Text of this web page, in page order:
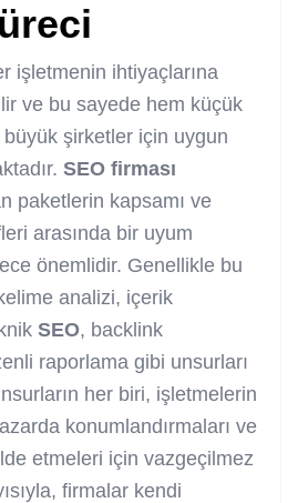
işletmenin ihtiyaçlarına
ve bu sayede hem küçük
şirketler için uygun
SEO firması
paketlerin kapsamı ve
arasında bir uyum
önemlidir. Genellikle bu
analizi, içerik
SEO, backlink
raporlama gibi unsurları
her biri, işletmelerin
konumlandırmaları ve
etmeleri için vazgeçilmez
firmalar kendi